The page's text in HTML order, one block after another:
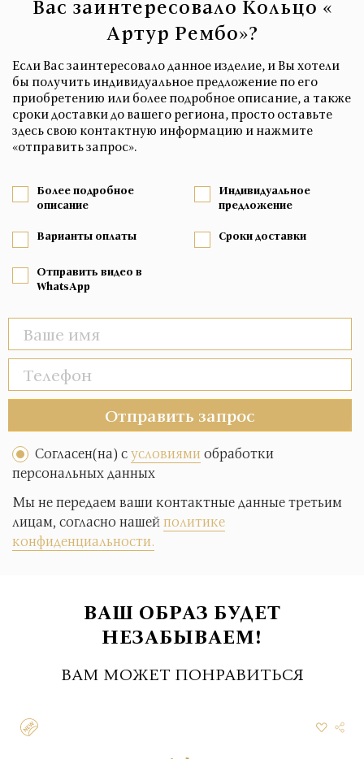
Вас заинтересовало Кольцо «
Артур Рембо»?
Если Вас заинтересовало данное изделие, и Вы хотели
бы получить индивидуальное предложение по его
приобретению или более подробное описание, а также
сроки доставки до вашего региона, просто оставьте
здесь свою контактную информацию и нажмите
«отправить запрос».
Более подробное
описание
Индивидуальное
предложение
Варианты оплаты Сроки доставки
Отправить видео в
WhatsApp
Отправить запрос
Согласен(на) сусловиямиобработки
персональных данных
Мы не передаем ваши контактные данные третьим
лицам, согласно нашейполитике
конфиденциальности.
ВАШ ОБРАЗ БУДЕТ
НЕЗАБЫВАЕМ!
ВАМ МОЖЕТ ПОНРАВИТЬСЯ